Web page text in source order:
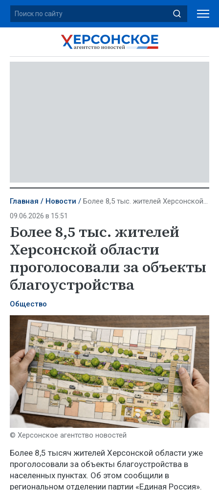
Главная Новости Более 8,5 тыс. жителей Херсонской области проголосовали за объекты благоустройства
09.06.2026 в 15:51
Более 8,5 тыс. жителей
Херсонской области
проголосовали за объекты
благоустройства
Общество
© Херсонское агентство новостей
Более 8,5 тысяч жителей Херсонской области уже
проголосовали за объекты благоустройства в
населенных пунктах. Об этом сообщили в
региональном отделении партии «Единая Россия».